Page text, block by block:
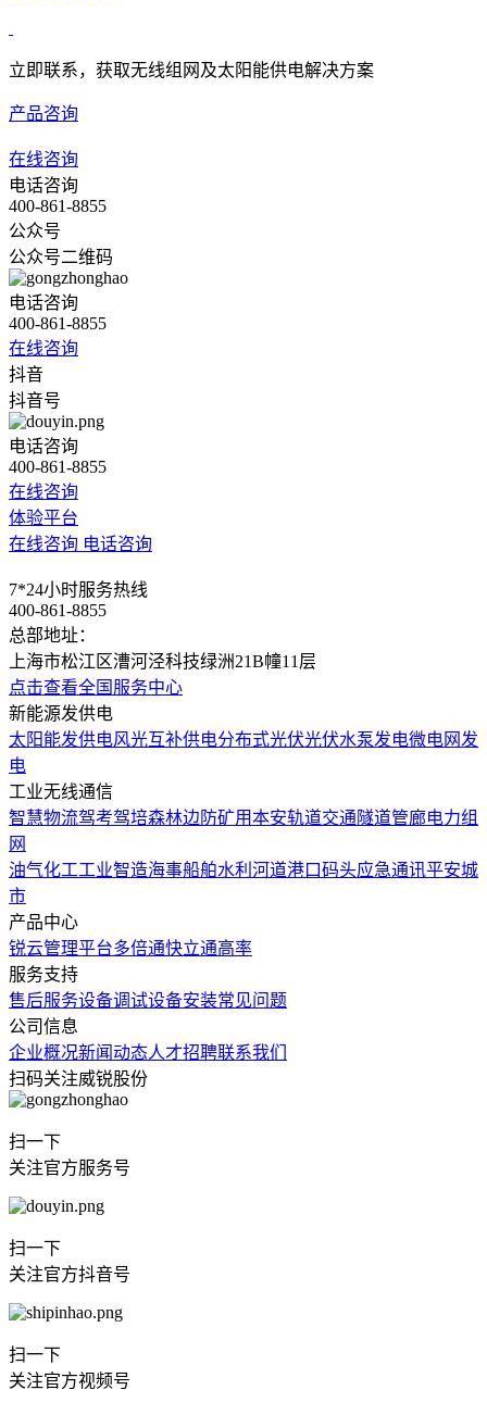
立即联系，获取无线组网及太阳能供电解决方案
产品咨询
在线咨询
电话咨询
400-861-8855
公众号
公众号二维码
电话咨询
400-861-8855
在线咨询
抖音
抖音号
电话咨询
400-861-8855
在线咨询
体验平台
在线咨询 电话咨询
7*24小时服务热线
400-861-8855
总部地址：
上海市松江区漕河泾科技绿洲21B幢11层
点击查看全国服务中心
新能源发供电
太阳能发供电风光互补供电分布式光伏光伏水泵发电微电网发
电
工业无线通信
智慧物流驾考驾培森林边防矿用本安轨道交通隧道管廊电力组
网
油气化工工业智造海事船舶水利河道港口码头应急通讯平安城
市
产品中心
锐云管理平台多倍通快立通高率
服务支持
售后服务设备调试设备安装常见问题
公司信息
企业概况新闻动态人才招聘联系我们
扫码关注威锐股份
扫一下
关注官方服务号
扫一下
关注官方抖音号
扫一下
关注官方视频号